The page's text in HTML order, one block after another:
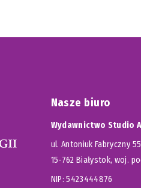
Nasze biuro
Wydawnictwo Studio
ul. Antoniuk Fabryczny
15-762 Białystok, woj.
NIP: 5423444876